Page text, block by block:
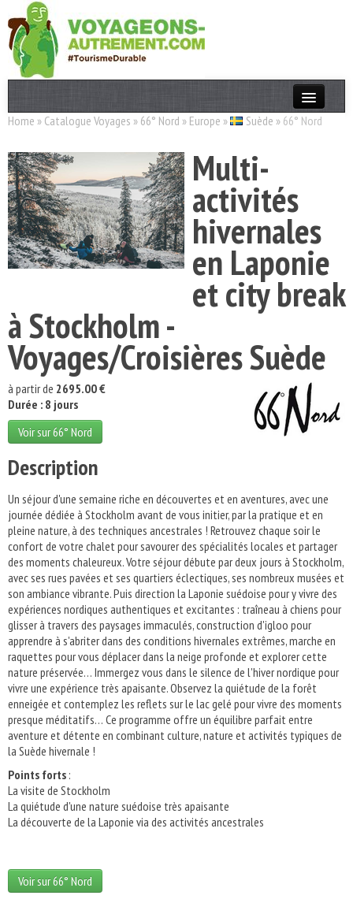
Actualités
T. Responsable
Destinations
Acteurs
Thèmes
Home » Catalogue Voyages » 66° Nord » Europe » Suède » 66° Nord
Multi-
activités
hivernales
en Laponie
et city break
à Stockholm -
Voyages/Croisières Suède
à partir de 2695.00 €
Durée : 8 jours
Voir sur 66° Nord
Description
Un séjour d'une semaine riche en découvertes et en aventures, avec une
journée dédiée à Stockholm avant de vous initier, par la pratique et en
pleine nature, à des techniques ancestrales ! Retrouvez chaque soir le
confort de votre chalet pour savourer des spécialités locales et partager
des moments chaleureux. Votre séjour débute par deux jours à Stockholm,
avec ses rues pavées et ses quartiers éclectiques, ses nombreux musées et
son ambiance vibrante. Puis direction la Laponie suédoise pour y vivre des
expériences nordiques authentiques et excitantes : traîneau à chiens pour
glisser à travers des paysages immaculés, construction d'igloo pour
apprendre à s'abriter dans des conditions hivernales extrêmes, marche en
raquettes pour vous déplacer dans la neige profonde et explorer cette
nature préservée… Immergez vous dans le silence de l'hiver nordique pour
vivre une expérience très apaisante. Observez la quiétude de la forêt
enneigée et contemplez les reflets sur le lac gelé pour vivre des moments
presque méditatifs… Ce programme offre un équilibre parfait entre
aventure et détente en combinant culture, nature et activités typiques de
la Suède hivernale !
Points forts :
La visite de Stockholm
La quiétude d'une nature suédoise très apaisante
La découverte de la Laponie via des activités ancestrales
Voir sur 66° Nord